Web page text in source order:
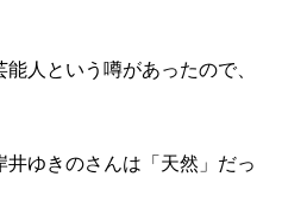
人という噂があったので、
ゆきのさんは「天然」だっ